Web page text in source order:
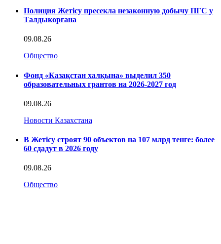
Полиция Жетісу пресекла незаконную добычу ПГС у
Талдыкоргана
09.08.26
Общество
Фонд «Қазақстан халқына» выделил 350
образовательных грантов на 2026-2027 год
09.08.26
Новости Казахстана
В Жетісу строят 90 объектов на 107 млрд тенге: более
60 сдадут в 2026 году
09.08.26
Общество